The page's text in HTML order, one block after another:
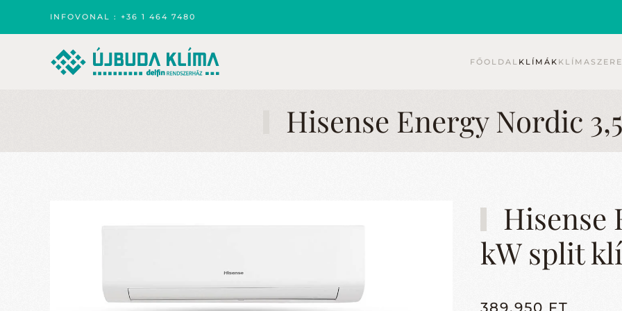
Skip to main content
INFOVONAL : +36 1 464 7480
FŐOLDAL KLÍMÁK
Hisense Energy Nordic
Hisense
kW split
389.950 FT